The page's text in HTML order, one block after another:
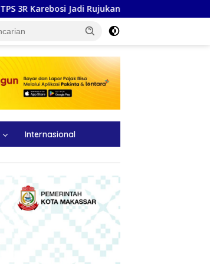
BADAI DI MOSSAD: Dua Pejabat Tinggi
Internasional